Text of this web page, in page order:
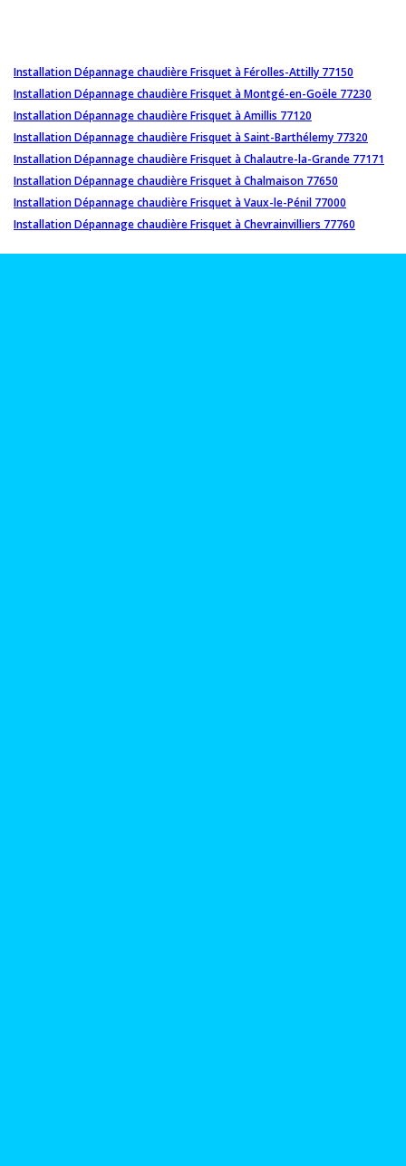
Installation Dépannage chaudière Frisquet à Férolles-Attilly 77150
Installation Dépannage chaudière Frisquet à Montgé-en-Goële 77230
Installation Dépannage chaudière Frisquet à Amillis 77120
Installation Dépannage chaudière Frisquet à Saint-Barthélemy 77320
Installation Dépannage chaudière Frisquet à Chalautre-la-Grande 77171
Installation Dépannage chaudière Frisquet à Chalmaison 77650
Installation Dépannage chaudière Frisquet à Vaux-le-Pénil 77000
Installation Dépannage chaudière Frisquet à Chevrainvilliers 77760